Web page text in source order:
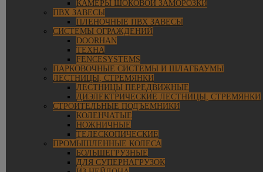
КАМЕРЫ ШОКОВОЙ ЗАМОРОЗКИ
ПВХ ЗАВЕСЫ
ПЛЕНОЧНЫЕ ПВХ ЗАВЕСЫ
СИСТЕМЫ ОГРАЖДЕНИЙ
DOORHAN
ТЕХНА
FENCESYSTEMS
ПАРКОВОЧНЫЕ СИСТЕМЫ И ШЛАГБАУМЫ
ЛЕСТНИЦЫ, СТРЕМЯНКИ
ЛЕСТНИЦЫ ПЕРЕДВИЖНЫЕ
ДИЭЛЕКТРИЧЕСКИЕ ЛЕСТНИЦЫ, СТРЕМЯНКИ
СТРОИТЕЛЬНЫЕ ПОДЪЕМНИКИ
КОЛЕНЧАТЫЕ
НОЖНИЧНЫЕ
ТЕЛЕСКОПИЧЕСКИЕ
ПРОМЫШЛЕННЫЕ КОЛЕСА
БОЛЬШЕГРУЗНЫЕ
ДЛЯ СУПЕРНАГРУЗОК